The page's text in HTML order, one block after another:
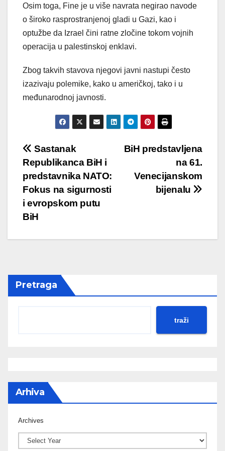
Osim toga, Fine je u više navrata negirao navode
o široko rasprostranjenoj gladi u Gazi, kao i
optužbe da Izrael čini ratne zločine tokom vojnih
operacija u palestinskoj enklavi.
Zbog takvih stavova njegovi javni nastupi često
izazivaju polemike, kako u američkoj, tako i u
međunarodnoj javnosti.
Post
navigation
BiH predstavljena
na 61.
Venecijanskom
bijenalu
Sastanak
Republikanca BiH i
predstavnika NATO:
Fokus na sigurnosti
i evropskom putu
BiH
Pretraga
traži
Arhiva
Archives